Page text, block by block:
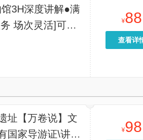
3H深度讲解●满
场次灵活]可选
子曰金牌讲师
¥88
查看详
址【万卷说】文
国家导游证\讲解
¥98